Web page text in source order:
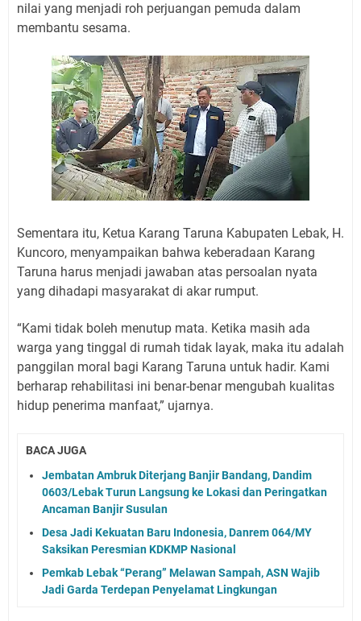
nilai yang menjadi roh perjuangan pemuda dalam
membantu sesama.
Sementara itu, Ketua Karang Taruna Kabupaten Lebak, H.
Kuncoro, menyampaikan bahwa keberadaan Karang
Taruna harus menjadi jawaban atas persoalan nyata
yang dihadapi masyarakat di akar rumput.
“Kami tidak boleh menutup mata. Ketika masih ada
warga yang tinggal di rumah tidak layak, maka itu adalah
panggilan moral bagi Karang Taruna untuk hadir. Kami
berharap rehabilitasi ini benar-benar mengubah kualitas
hidup penerima manfaat,” ujarnya.
BACA JUGA
Jembatan Ambruk Diterjang Banjir Bandang, Dandim
0603/Lebak Turun Langsung ke Lokasi dan Peringatkan
Ancaman Banjir Susulan
Desa Jadi Kekuatan Baru Indonesia, Danrem 064/MY
Saksikan Peresmian KDKMP Nasional
Pemkab Lebak “Perang” Melawan Sampah, ASN Wajib
Jadi Garda Terdepan Penyelamat Lingkungan